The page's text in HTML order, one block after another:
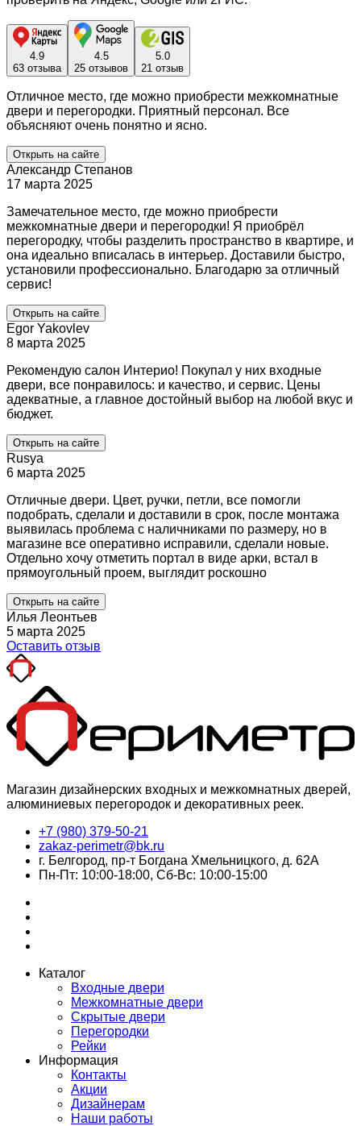
4.9
63 отзыва
4.5
25 отзывов
5.0
21 отзыв
Отличное место, где можно приобрести межкомнатные
двери и перегородки. Приятный персонал. Все
объясняют очень понятно и ясно.
Открыть на сайте
Александр Степанов
17 марта 2025
Замечательное место, где можно приобрести
межкомнатные двери и перегородки! Я приобрёл
перегородку, чтобы разделить пространство в квартире, и
она идеально вписалась в интерьер. Доставили быстро,
установили профессионально. Благодарю за отличный
сервис!
Открыть на сайте
Egor Yakovlev
8 марта 2025
Рекомендую салон Интерио! Покупал у них входные
двери, все понравилось: и качество, и сервис. Цены
адекватные, а главное достойный выбор на любой вкус и
бюджет.
Открыть на сайте
Rusya
6 марта 2025
Отличные двери. Цвет, ручки, петли, все помогли
подобрать, сделали и доставили в срок, после монтажа
выявилась проблема с наличниками по размеру, но в
магазине все оперативно исправили, сделали новые.
Отдельно хочу отметить портал в виде арки, встал в
прямоугольный проем, выглядит роскошно
Открыть на сайте
Илья Леонтьев
5 марта 2025
Оставить отзыв
Магазин дизайнерских входных и межкомнатных дверей,
алюминиевых перегородок и декоративных реек.
+7 (980) 379-50-21
zakaz-perimetr@bk.ru
г. Белгород, пр-т Богдана Хмельницкого, д. 62А
Пн-Пт: 10:00-18:00, Сб-Вс: 10:00-15:00
Каталог
Входные двери
Межкомнатные двери
Скрытые двери
Перегородки
Рейки
Информация
Контакты
Акции
Дизайнерам
Наши работы